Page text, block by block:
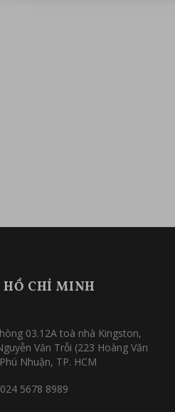
HỒ CHÍ MINH
03.12A toà nhà Kingston,
Văn Trỗi (223 Hoàng Văn
Nhuận, TP. HCM
5678 8989